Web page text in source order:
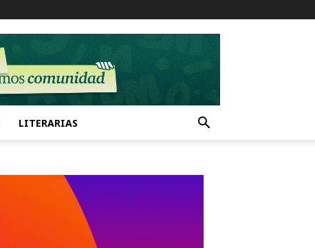
LITERARIAS